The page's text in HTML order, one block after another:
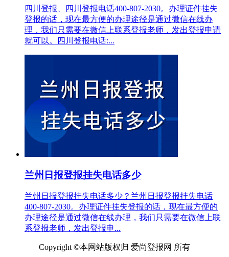
四川登报、四川登报电话400-807-2030。办理证件挂失
登报的话，现在最方便的办理途径是通过微信在线办
理，我们只需要在微信上联系登报老师，发出登报申请
就可以。四川登报电话:...
兰州日报登报挂失电话多少
兰州日报登报挂失电话多少？兰州日报登报挂失电话
400-807-2030。办理证件挂失登报的话，现在最方便的
办理途径是通过微信在线办理，我们只需要在微信上联
系登报老师，发出登报申...
Copyright ©本网站版权归 爱尚登报网 所有